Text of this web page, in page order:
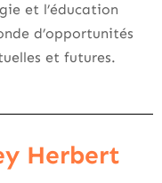
et l’éducation
d’opportunités
et futures.
Herbert